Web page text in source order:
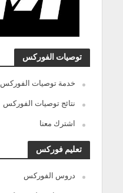
توصيات الفوركس
خدمة توصيات الفوركس
نتائج توصيات الفوركس
اشترك معنا
تعليم فوركس
دروس الفوركس